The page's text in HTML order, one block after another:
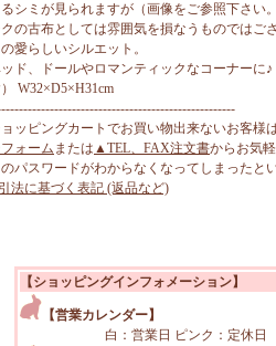
シミが見られますが（画像をご参照下さい。
の古布としては雰囲気を損なうものではご
愛らしいシルエット。
ド、ドールやロマンティックなコーナーに♪
） W32×D5×H31cm
ッピングカートでお買い物出来ないお客様
ォーム または ▲TEL、FAX注文書からお気軽
パスワードがわからなくなってしまったと
法に基づく表記 (返品など)
【ショッピングインフォメーション】
【営業カレンダー】
白：営業日 ピンク：定休日